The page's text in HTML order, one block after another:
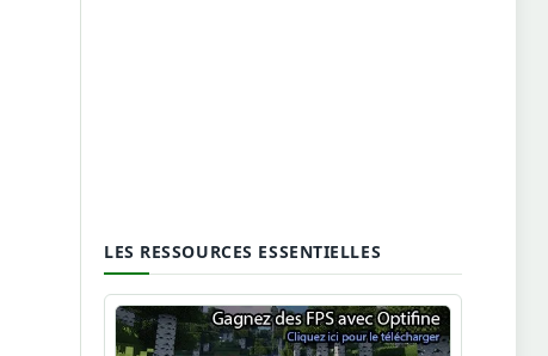
LES RESSOURCES ESSENTIELLES